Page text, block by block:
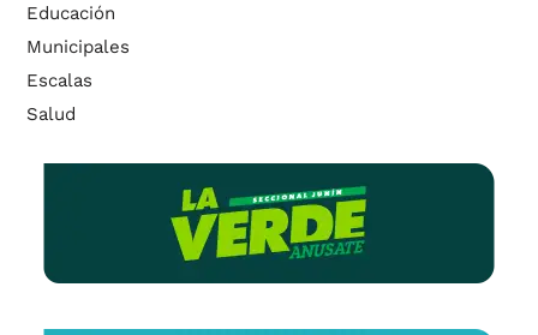
Educación
Municipales
Escalas
Salud